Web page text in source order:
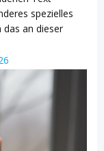
spezielles
an dieser